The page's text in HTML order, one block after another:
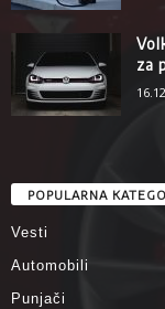
za
POPULARNA
Vesti
Automobili
Punjači